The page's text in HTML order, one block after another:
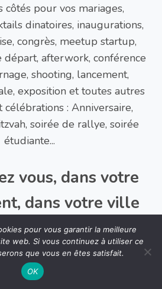
côtés pour vos mariages,
dinatoires, inaugurations,
congrès, meetup startup,
départ, afterwork, conférence
shooting, lancement,
exposition et toutes autres
célébrations : Anniversaire,
soirée de rallye, soirée
étudiante...
vous, dans votre
dans votre ville
de la gastronomie
lieu de réception :Paris, Lyon,
Lille, Strasbourg, Nice,
pour vous garantir la meilleure
web. Si vous continuez à utiliser ce
que vous en êtes satisfait.
OK